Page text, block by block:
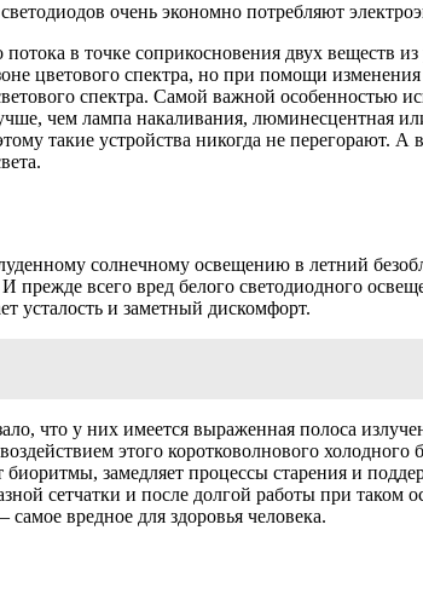
очень экономно потребляют
в точке соприкосновения двух веществ
цветового спектра, но при помощи
спектра. Самой важной особенностью
чем лампа накаливания, люминесцентная
такие устройства никогда не перегорают. А
солнечному освещению в летний
всего вред белого светодиодного
усталость и заметный дискомфорт.
что у них имеется выраженная полоса
этого коротковолнового холодного
замедляет процессы старения и
сетчатки и после долгой работы при таком
вредное для здоровья человека.